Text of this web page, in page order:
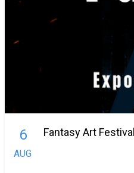
6
AUG
Fantasy Art Festival